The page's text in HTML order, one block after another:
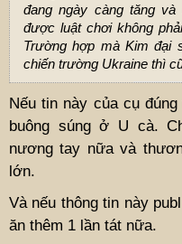
đang ngày càng tăng
được luật chơi không
Trường hợp mà Kim đại
chiến trường Ukraine thì
Nếu tin này của cụ
buông súng ở U cà.
nương tay nữa và
lớn.
Và nếu thông tin này
ăn thêm 1 lần tát nữa.